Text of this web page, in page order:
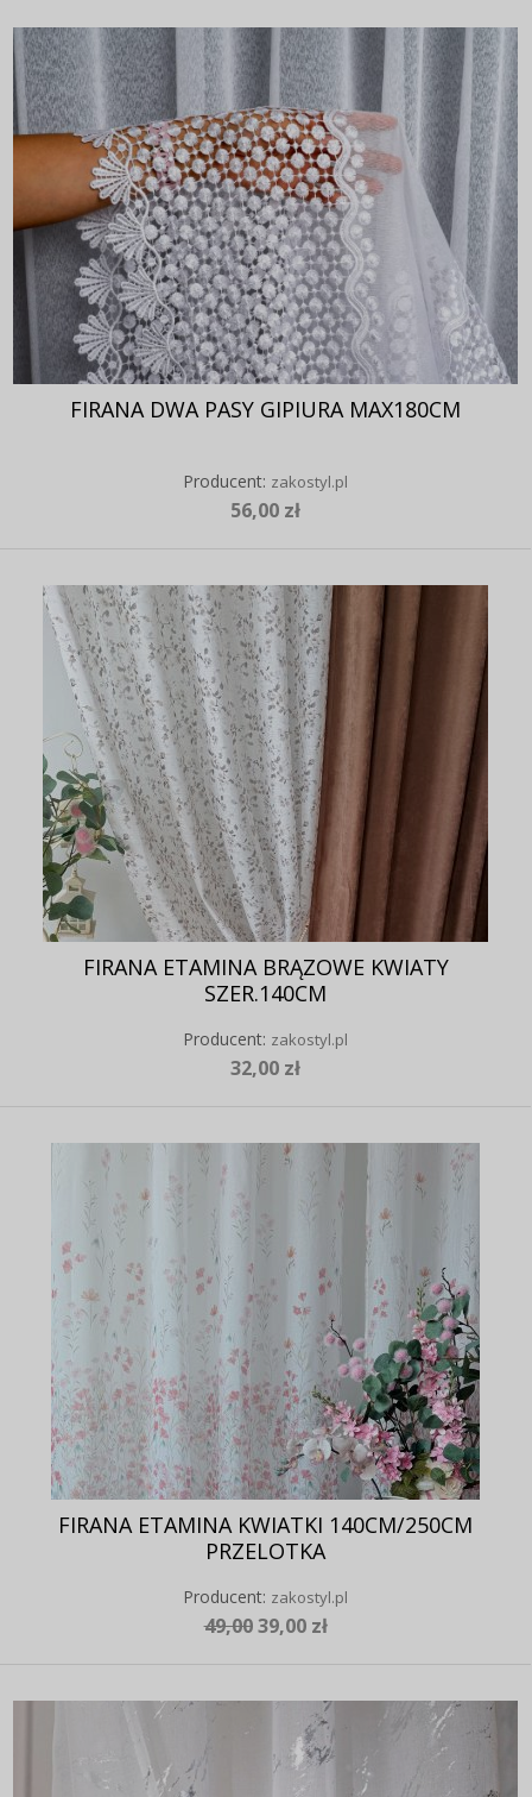
FIRANA DWA PASY GIPIURA MAX180CM
Producent: zakostyl.pl
56,00 zł
FIRANA ETAMINA BRĄZOWE KWIATY
SZER.140CM
Producent: zakostyl.pl
32,00 zł
FIRANA ETAMINA KWIATKI 140CM/250CM
PRZELOTKA
Producent: zakostyl.pl
49,00 39,00 zł